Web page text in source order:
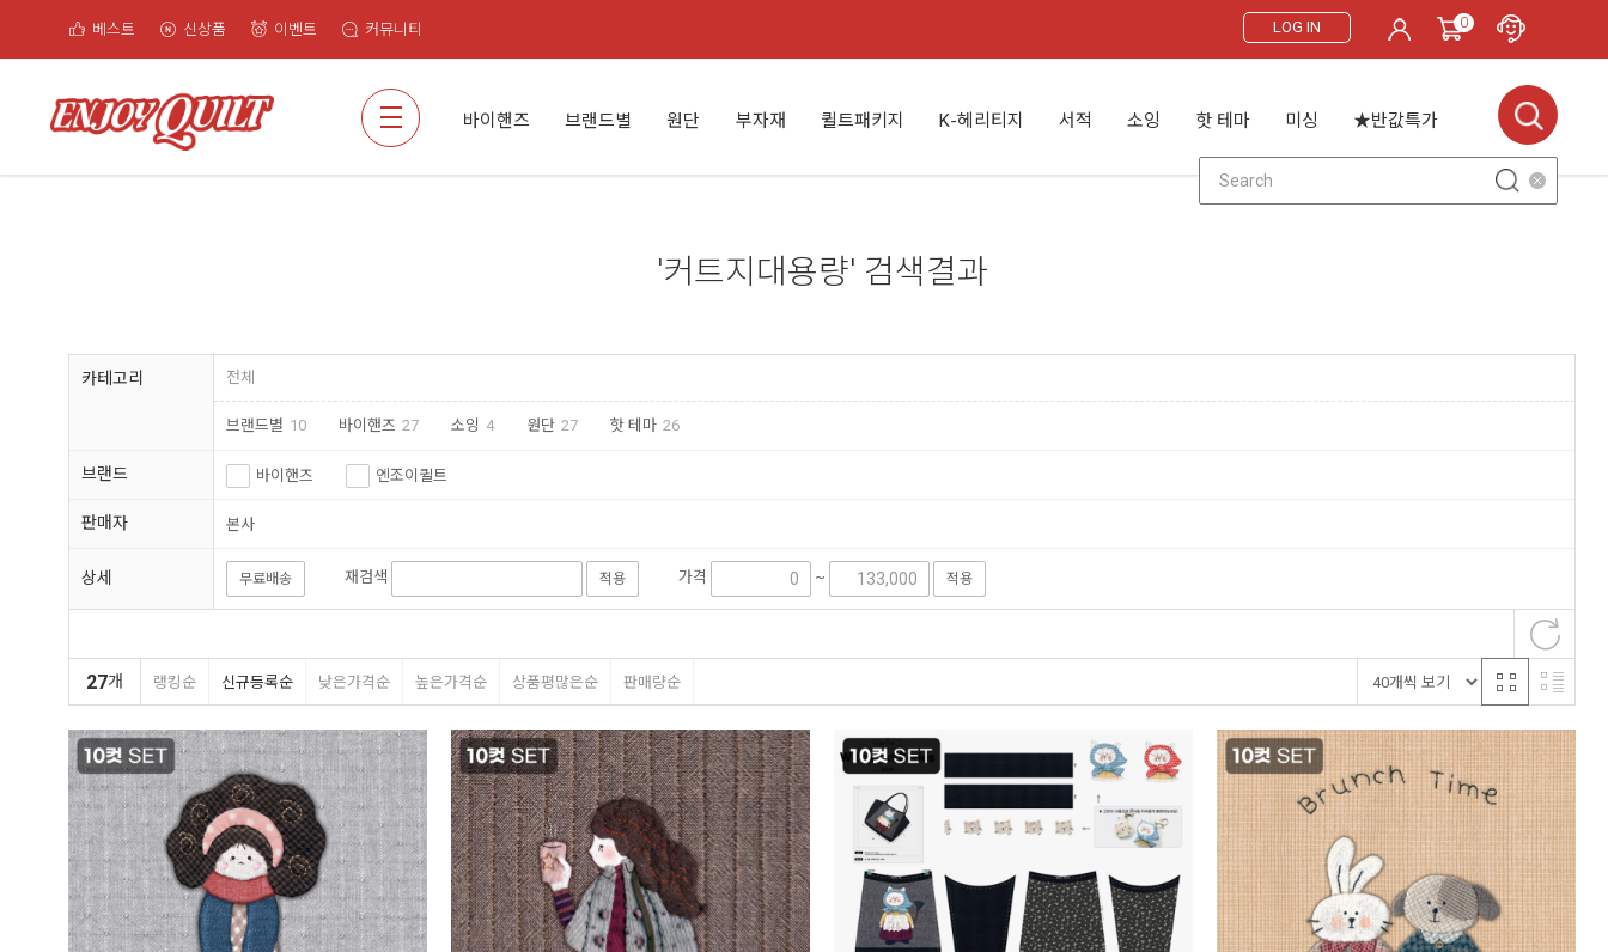
베스트 신상품 이벤트 커뮤니티 LOG IN 0
바이핸즈 브랜드별 원단 부자재 퀼트패키지 K-헤리티지 서적 소잉 핫 테마 미싱 ★반값특가
'커트지대용량' 검색결과
카테고리 전체
브랜드별 10 바이핸즈 27 소잉 4 원단 27 핫 테마 26
브랜드 바이핸즈 엔조이퀼트
판매자 본사
상세 무료배송 재검색 적용 가격 ~ 적용
27개 랭킹순 신규등록순 낮은가격순 높은가격순 상품평많은순 판매량순